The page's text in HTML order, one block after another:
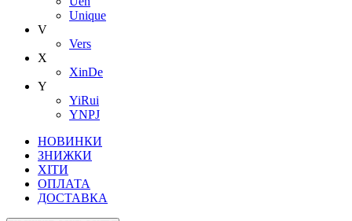
Unique
V
Vers
X
XinDe
Y
YiRui
YNPJ
НОВИНКИ
ЗНИЖКИ
ХІТИ
ОПЛАТА
ДОСТАВКА